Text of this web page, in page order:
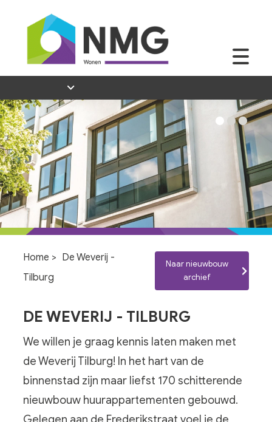
Home > De Weverij -
Tilburg
Naar nieuwbouw
archief
DE WEVERIJ - TILBURG
We willen je graag kennis laten maken met
de Weverij Tilburg! In het hart van de
binnenstad zijn maar liefst 170 schitterende
nieuwbouw huurappartementen gebouwd.
Gelegen aan de Frederikstraat voel je de